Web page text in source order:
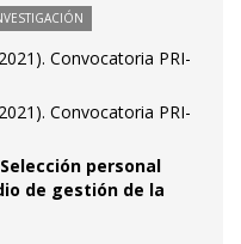
Convocatoria PRI-
Convocatoria PRI-
personal
de gestión de la